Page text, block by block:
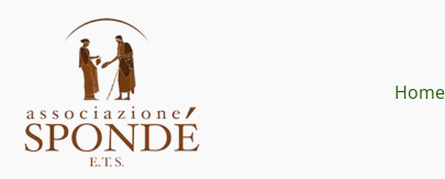
contenuto
Home